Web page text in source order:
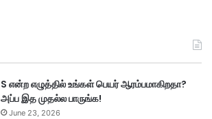
S என்ற எழுத்தில் உங்கள் பெயர் ஆரம்பமாகிறதா?
அப்ப இத முதல்ல பாருங்க!
June 23, 2026